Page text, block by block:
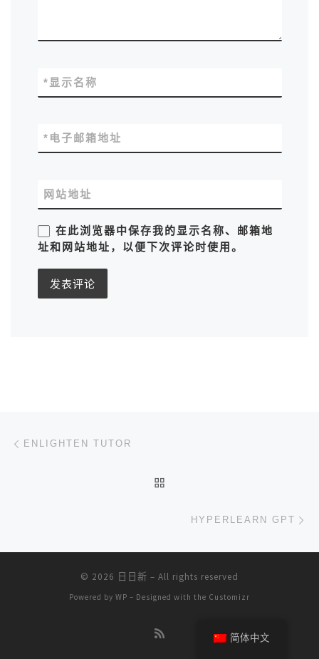
显示名称
*
电子邮箱地址
*
网站地址
在此浏览器中保存我的显示名称、邮箱地
址和网站地址，以便下次评论时使用。
文章导航
ENLIGHTEN TUTOR
HYPERLEARN GPT
© 2026 日日新 – All rights reserved
Powered by WP – Designed with the Customizr
简体中文